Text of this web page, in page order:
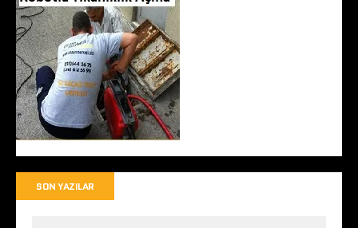
SON YAZILAR